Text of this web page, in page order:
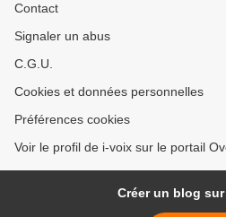
Contact
Signaler un abus
C.G.U.
Cookies et données personnelles
Préférences cookies
Voir le profil de i-voix sur le portail
Créer un blog